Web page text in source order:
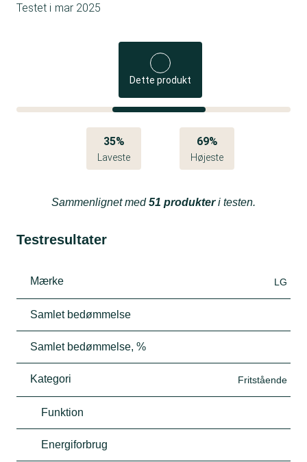
Testet i mar 2025
Dette produkt
35%
Laveste
69%
Højeste
Sammenlignet med51 produkteri testen.
Testresultater
Mærke LG
Samlet bedømmelse
Samlet bedømmelse, %
Kategori Fritstående
Funktion
Energiforbrug